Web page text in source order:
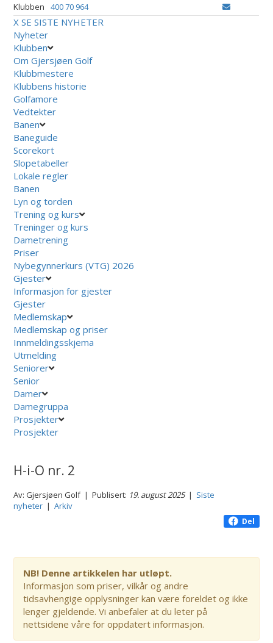
Klubben 400 70 964
X SE SISTE NYHETER
Nyheter
Klubben
Om Gjersjøen Golf
Klubbmestere
Klubbens historie
Golfamore
Vedtekter
Banen
Baneguide
Scorekort
Slopetabeller
Lokale regler
Banen
Lyn og torden
Trening og kurs
Treninger og kurs
Dametrening
Priser
Nybegynnerkurs (VTG) 2026
Gjester
Informasjon for gjester
Gjester
Medlemskap
Medlemskap og priser
Innmeldingsskjema
Utmelding
Seniorer
Senior
Damer
Damegruppa
Prosjekter
Prosjekter
H-i-O nr. 2
Av: Gjersjøen Golf | Publisert: 19. august 2025| Siste
nyheter |Arkiv
Del
NB! Denne artikkelen har utløpt.
Informasjon som priser, vilkår og andre
tidsavhengige opplysninger kan være foreldet og ikke
lenger gjeldende. Vi anbefaler at du leter på
nettsidene våre for oppdatert informasjon.